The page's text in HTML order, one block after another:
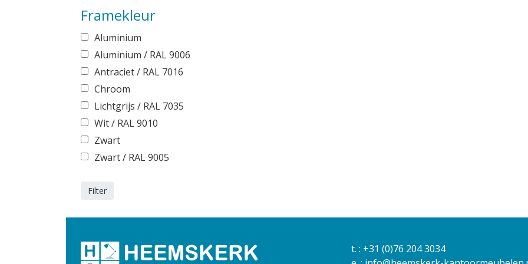
Framekleur
Aluminium
Aluminium / RAL 9006
Antraciet / RAL 7016
Chroom
Lichtgrijs / RAL 7035
Wit / RAL 9010
Zwart
Zwart / RAL 9005
t. : +31 (0)76 204 3034